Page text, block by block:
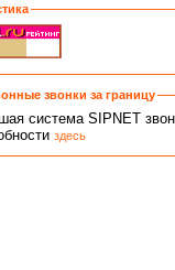
звонки за границу
система SIPNET
здесь